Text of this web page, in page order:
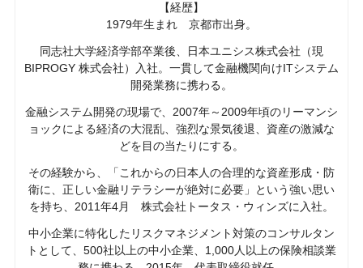
【経歴】
1979年生まれ 京都市出身。
同志社大学経済学部卒業後、日本ユニシス株式会社（現
BIPROGY 株式会社）入社。一貫して金融機関向けITシステム
開発業務に携わる。
金融システム開発の現場で、2007年～2009年頃のリーマンシ
ョックによる経済の大混乱、強烈な景気後退、資産の激減な
どを目の当たりにする。
その経験から、「これからの日本人の合理的な資産形成・防
衛に、正しい金融リテラシーが絶対に必要」という強い思い
を持ち、2011年4月 株式会社トータス・ウィンズに入社。
中小企業に特化したリスクマネジメント対策のコンサルタン
トとして、500社以上の中小企業、1,000人以上の保険相談業